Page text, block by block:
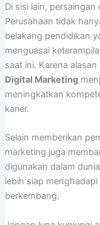
Di sisi lain, persaingan
Perusahaan tidak
belakang pendidikan
menguasai
saat ini. Karena
Digital Marketing
meningkatkan
karier.
Selain memberikan
marketing juga
digunakan dalam
lebih siap
berkembang.